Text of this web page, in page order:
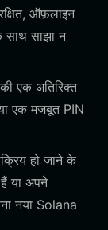
ऑफ़लाइन
साथ साझा न
एक अतिरिक्त
एक मजबूत PIN
हो जाने के
या अपने
नया Solana